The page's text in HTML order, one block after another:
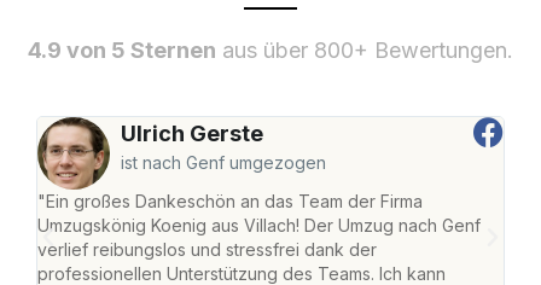
4.9 von 5 Sternen aus über 800+ Bewertungen.
Ulrich Gerste
ist nach Genf umgezogen
"Ein großes Dankeschön an das Team der Firma
Umzugskönig Koenig aus Villach! Der Umzug nach Genf
verlief reibungslos und stressfrei dank der
professionellen Unterstützung des Teams. Ich kann